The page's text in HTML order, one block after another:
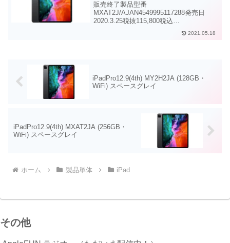
販売終了製品型番
MXAT2J/AJAN4549995117288発売日
2020.3.25税抜115,800税込
127,380iPadPro12.9(4th)・WiFi・
256GB・スペースグレイiPadPro12.9(4th)
2021.05.18
iPadPro12.9(4th) MY2H2JA (128GB・
WiFi) スペースグレイ
iPadPro12.9(4th) MXAT2JA (256GB・
WiFi) スペースグレイ
ホーム 製品単体 iPad
その他